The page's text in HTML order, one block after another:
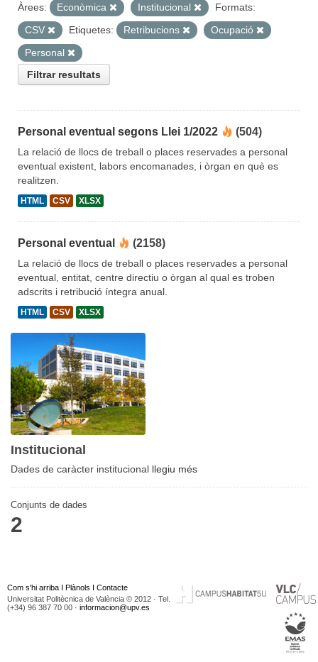
Àrees:
Econòmica Institucional
Formats:
CSV
Etiquetes: Retribucions
Ocupació
Personal
Filtrar resultats
Personal eventual segons Llei 1/2022 (504)
La relació de llocs de treball o places reservades a personal
eventual existent, labors encomanades, i òrgan en què es
realitzen.
HTML CSV XLSX
Personal eventual (2158)
La relació de llocs de treball o places reservades a personal
eventual, entitat, centre directiu o òrgan al qual es troben
adscrits i retribució íntegra anual.
HTML CSV XLSX
Institucional
Dades de caràcter institucional llegiu més
Conjunts de dades
2
Com s'hi arriba I Plànols I Contacte
Universitat Politècnica de València © 2012 · Tel.
(+34) 96 387 70 00 · informacion@upv.es